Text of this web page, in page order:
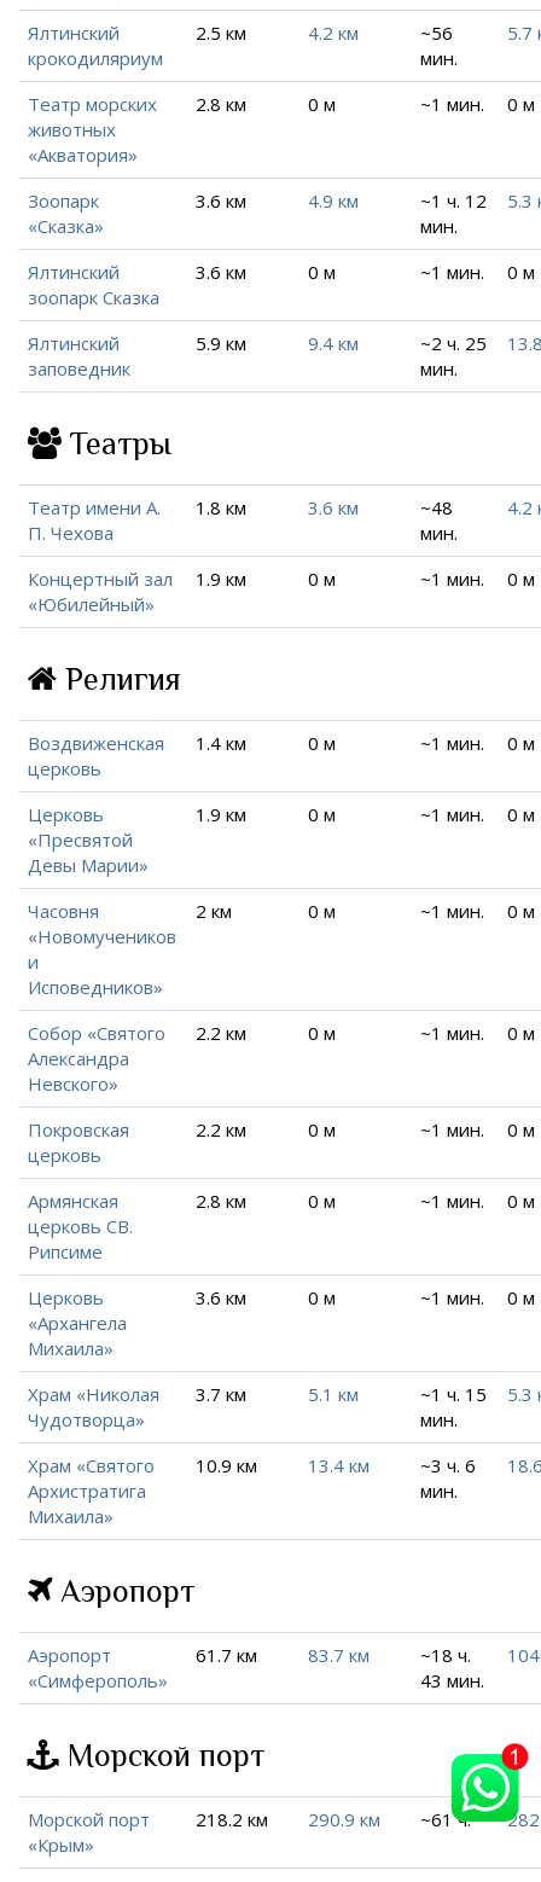
Ялтинский
крокодиляриум
2.5 км 4.2 км
~56
мин.
5.7
Театр морских
животных
«Акватория»
2.8 км 0 м ~1 мин. 0 м
Зоопарк
«Сказка»
3.6 км 4.9 км
~1 ч. 12
мин.
5.3
Ялтинский
зоопарк Сказка
3.6 км 0 м ~1 мин. 0 м
Ялтинский
заповедник
5.9 км 9.4 км
~2 ч. 25
мин.
Театры
Театр имени А.
П. Чехова
1.8 км 3.6 км
~48
мин.
4.2
Концертный зал
«Юбилейный»
1.9 км 0 м ~1 мин. 0 м
Религия
Воздвиженская
церковь
1.4 км 0 м ~1 мин. 0 м
Церковь
«Пресвятой
Девы Марии»
1.9 км 0 м ~1 мин. 0 м
Часовня
«Новомучеников
и
Исповедников»
2 км 0 м ~1 мин. 0 м
Собор «Святого
Александра
Невского»
2.2 км 0 м ~1 мин. 0 м
Покровская
церковь
2.2 км 0 м ~1 мин. 0 м
Армянская
церковь СВ.
Рипсиме
2.8 км 0 м ~1 мин. 0 м
Церковь
«Архангела
Михаила»
3.6 км 0 м ~1 мин. 0 м
Храм «Николая
Чудотворца»
3.7 км 5.1 км
~1 ч. 15
мин.
5.3
Храм «Святого
Архистратига
Михаила»
10.9 км 13.4 км
~3 ч. 6
мин.
Аэропорт
Аэропорт
«Симферополь»
61.7 км 83.7 км
~18 ч.
43 мин.
Морской порт
Морской порт
«Крым»
218.2 км 290.9 км ~61 ч.